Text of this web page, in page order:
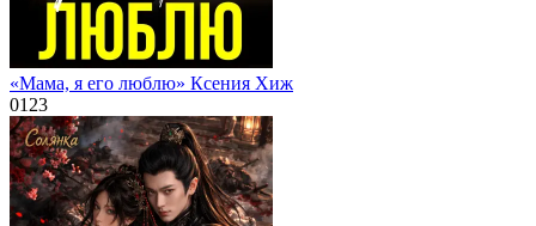
«Мама, я его люблю» Ксения Хиж
0123